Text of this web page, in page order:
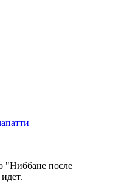
"Ниббане после